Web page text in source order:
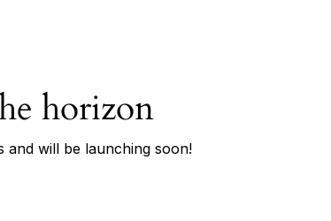
horizon
and will be launching soon!